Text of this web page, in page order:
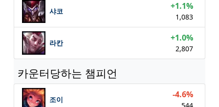
샤코 +1.1%
1,083
라칸 +1.0%
2,807
카운터당하는 챔피언
조이 -4.6%